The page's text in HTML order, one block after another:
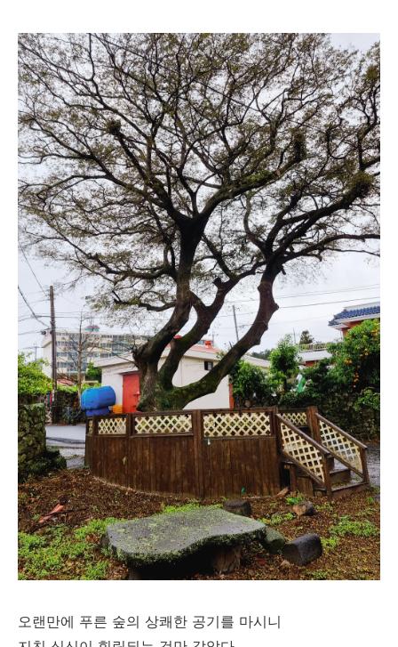
오랜만에 푸른 숲의 상쾌한 공기를 마시니